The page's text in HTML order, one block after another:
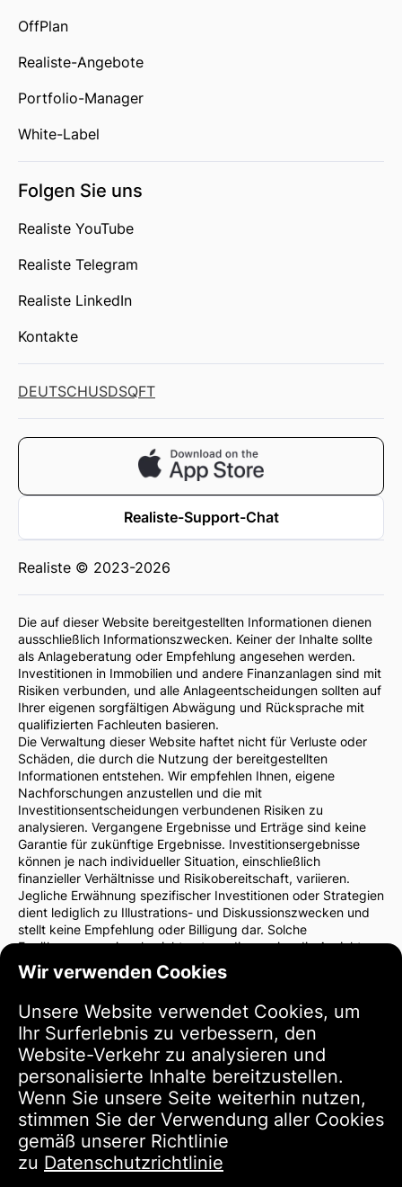
Wir verwenden Cookies
Unsere Website verwendet Cookies, um
Ihr Surferlebnis zu verbessern, den
Website-Verkehr zu analysieren und
personalisierte Inhalte bereitzustellen.
Wenn Sie unsere Seite weiterhin nutzen,
stimmen Sie der Verwendung aller Cookies
gemäß unserer Richtlinie
zu Datenschutzrichtlinie
OffPlan
Realiste-Angebote
Portfolio-Manager
White-Label
Folgen Sie uns
Realiste YouTube
Realiste Telegram
Realiste LinkedIn
Kontakte
DEUTSCHUSDSQFT
Realiste-Support-Chat
Realiste © 2023-2026
Die auf dieser Website bereitgestellten Informationen dienen
ausschließlich Informationszwecken. Keiner der Inhalte sollte
als Anlageberatung oder Empfehlung angesehen werden.
Investitionen in Immobilien und andere Finanzanlagen sind mit
Risiken verbunden, und alle Anlageentscheidungen sollten auf
Ihrer eigenen sorgfältigen Abwägung und Rücksprache mit
qualifizierten Fachleuten basieren.
Die Verwaltung dieser Website haftet nicht für Verluste oder
Schäden, die durch die Nutzung der bereitgestellten
Informationen entstehen. Wir empfehlen Ihnen, eigene
Nachforschungen anzustellen und die mit
Investitionsentscheidungen verbundenen Risiken zu
analysieren. Vergangene Ergebnisse und Erträge sind keine
Garantie für zukünftige Ergebnisse. Investitionsergebnisse
können je nach individueller Situation, einschließlich
finanzieller Verhältnisse und Risikobereitschaft, variieren.
Jegliche Erwähnung spezifischer Investitionen oder Strategien
dient lediglich zu Illustrations- und Diskussionszwecken und
stellt keine Empfehlung oder Billigung dar. Solche
Erwähnungen spiegeln nicht notwendigerweise die Ansichten
der Website-Verwaltung wider.
Wir empfehlen dringend, vor Investitionsentscheidungen einen
allein verantwortlich für Ihre Investitionsentscheidungen und
die damit verbundenen Risiken.
Durch die Nutzung dieser Website stimmen Sie zu, dass die
Verwaltung der Website nicht für direkte oder indirekte
Verluste oder Schäden haftet, die sich aus der Nutzung der
bereitgestellten Informationen ergeben.
Bitte seien Sie vorsichtig und umsichtig bei
Investitionsentscheidungen.
Nutzungsbedingungen